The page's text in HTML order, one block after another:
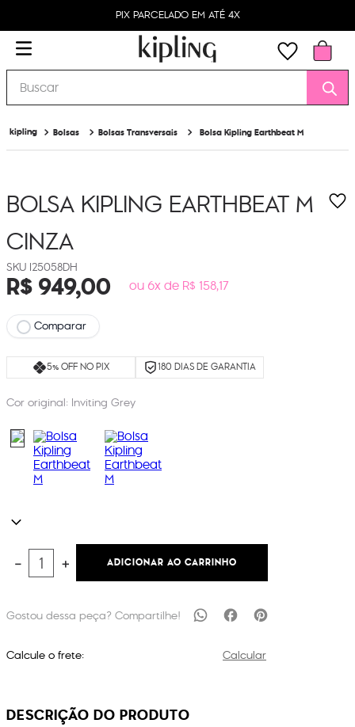
PIX PARCELADO EM ATÉ 4X
Buscar
Bolsas Bolsas Transversais Bolsa Kipling Earthbeat M
BOLSA KIPLING EARTHBEAT M
CINZA
I25058DH
R$949,00 ou 6x de R$ 158,17
Comparar
5% OFF NO PIX 180 DIAS DE GARANTIA
Cor original: Inviting Grey
＋
－ ADICIONAR AO CARRINHO
Calcule o frete: Calcular
DESCRIÇÃO DO PRODUTO